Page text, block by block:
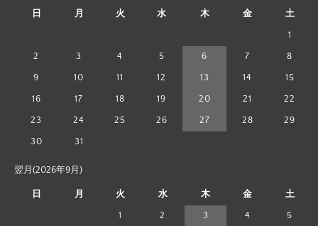
日 月 火 水 木 金 土
1
2 3 4 5 6 7 8
9 10 11 12 13 14 15
16 17 18 19 20 21 22
23 24 25 26 27 28 29
30 31
翌月(2026年9月)
日 月 火 水 木 金 土
1 2 3 4 5